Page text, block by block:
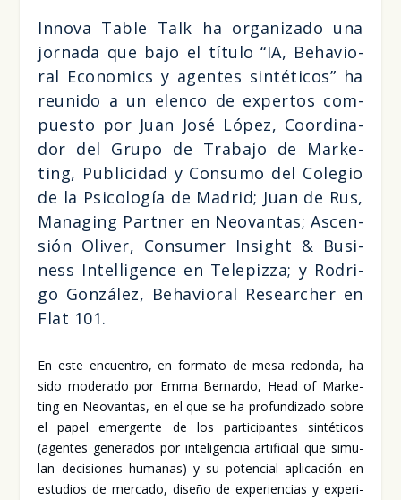
Inno­va Table Talk ha orga­ni­za­do una
jor­na­da que bajo el títu­lo “IA, Beha­vio­
ral Eco­no­mics y agen­tes sin­té­ti­cos” ha
reu­ni­do a un elen­co de exper­tos com­
pues­to por Juan José López, Coor­di­na­
dor del Gru­po de Tra­ba­jo de Mar­ke­
ting, Publi­ci­dad y Con­su­mo del Cole­gio
de la Psi­co­lo­gía de Madrid; Juan de Rus,
Mana­ging Part­ner en Neo­van­tas; Ascen­
sión Oli­ver, Con­su­mer Insight & Busi­
ness Inte­lli­gen­ce en Tele­piz­za; y Rodri­
go Gon­zá­lez, Beha­vio­ral Resear­cher en
Flat 101.
En este encuen­tro, en for­ma­to de mesa redon­da, ha
sido mode­ra­do por Emma Ber­nar­do, Head of Mar­ke­
ting en Neo­van­tas, en el que se ha pro­fun­di­za­do sobre
el papel emer­gen­te de los par­ti­ci­pan­tes sin­té­ti­cos
(agen­tes gene­ra­dos por inte­li­gen­cia arti­fi­cial que simu­
lan deci­sio­nes huma­nas) y su poten­cial apli­ca­ción en
estu­dios de mer­ca­do, dise­ño de expe­rien­cias y expe­ri­